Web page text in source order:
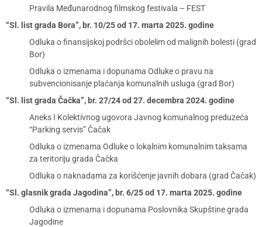
Pravila Međunarodnog filmskog festivala – FEST
“Sl. list grada Bora”, br. 10/25 od 17. marta 2025. godine
Odluka o finansijskoj podršci obolelim od malignih bolesti (grad
Bor)
Odluka o izmenama i dopunama Odluke o pravu na
subvencionisanje plaćanja komunalnih usluga (grad Bor)
“Sl. list grada Čačka”, br. 27/24 od 27. decembra 2024. godine
Aneks I Kolektivnog ugovora Javnog komunalnog preduzeća
“Parking servis” Čačak
Odluka o izmenama Odluke o lokalnim komunalnim taksama
za teritoriju grada Čačka
Odluka o naknadama za korišćenje javnih dobara (grad Čačak)
“Sl. glasnik grada Jagodina”, br. 6/25 od 17. marta 2025. godine
Odluka o izmenama i dopunama Poslovnika Skupštine grada
Jagodine